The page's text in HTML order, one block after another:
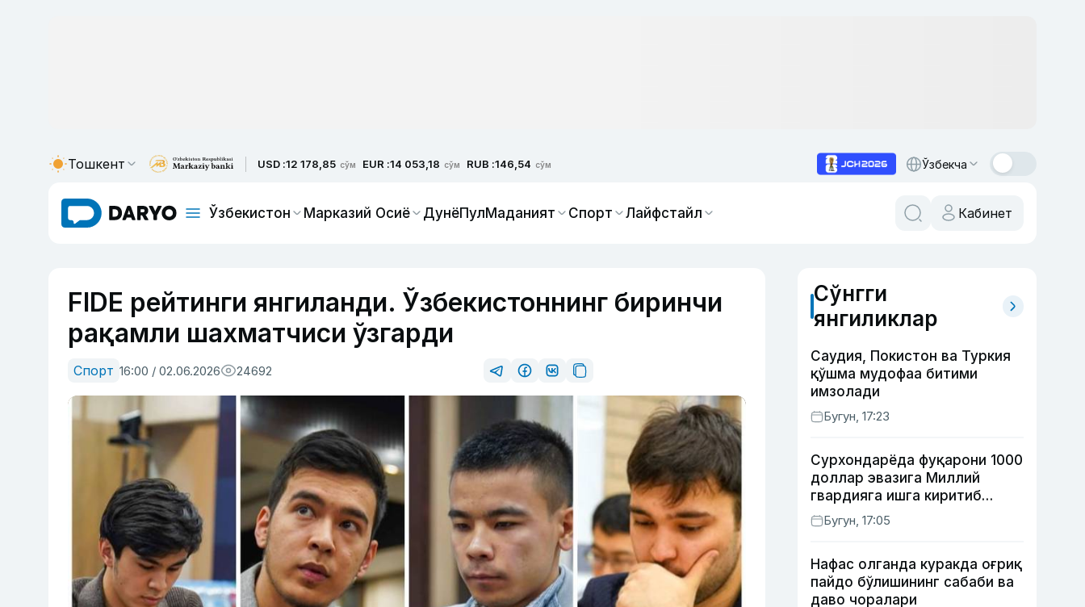
Тошкент USD :12 178,85 сўм EUR :14 053,18 сўм RUB :146,54 сўм Ўзбекча
Ўзбекистон Марказий Осиё ДунёПулМаданият Спорт Лайфстайл Кабинет
FIDE рейтинги янгиланди. Ўзбекистоннинг биринчи
рақамли шахматчиси ўзгарди
Спорт 16:00 / 02.06.2026 24692
Сўнгги
янгиликлар
Саудия, Покистон ва Туркия
қўшма мудофаа битими
имзолади
Бугун, 17:23
Сурхондарёда фуқарони 1000
доллар эвазига Миллий
гвардияга ишга киритиб
қўймоқчи бўлган шахс
ушланди
Бугун, 17:05
Нафас олганда куракда оғриқ
пайдо бўлишининг сабаби ва
даво чоралари